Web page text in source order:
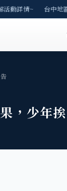
詳情~ 台中地
，少年